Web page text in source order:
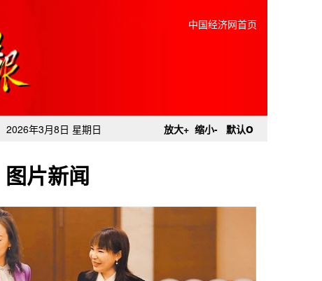
中国经济网首页
2026年3月8日 星期日 放大+ 缩小- 默认o
图片新闻